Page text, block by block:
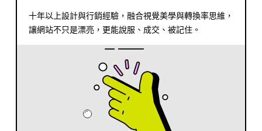
十年以上設計與行銷經驗，融合視覺美學與轉換率思維，
讓網站不只是漂亮，更能說服、成交、被記住。